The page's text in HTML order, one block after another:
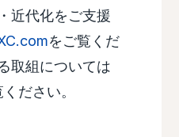
近代化をご支援
をご覧くだ
取組については
ださい。